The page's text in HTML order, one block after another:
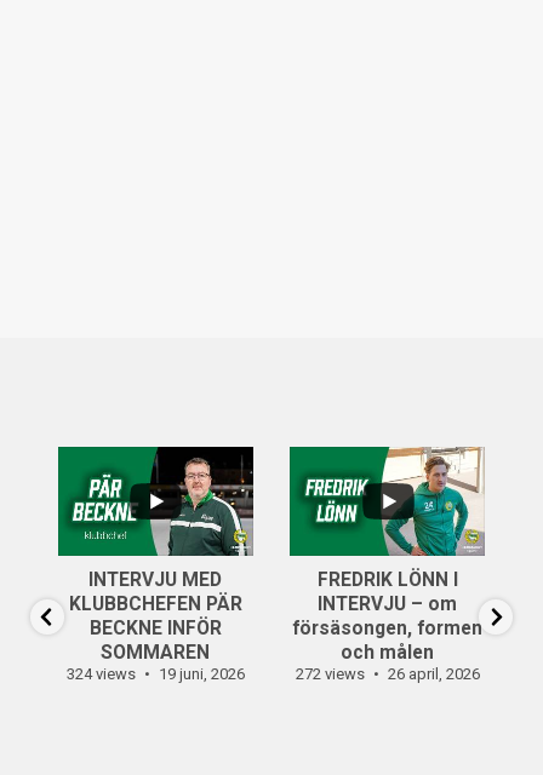
...
14
0
INTERVJU MED
KLUBBCHEFEN PÄR
BECKNE INFÖR
SOMMAREN
324 views 19 juni, 2026
6
0
FREDRIK LÖNN I
INTERVJU – om
försäsongen, formen
och målen
272 views 26 april, 2026